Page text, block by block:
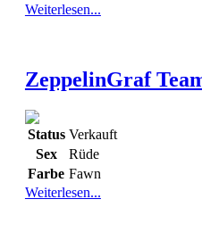
Weiterlesen...
ZeppelinGraf
Status Verkauft
Sex
Rüde
Farbe Fawn
Weiterlesen...